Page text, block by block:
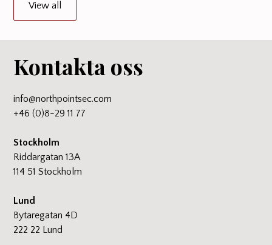
View all
Kontakta oss
info@northpointsec.com
+46 (0)8-29 11 77
Stockholm
Riddargatan 13A
114 51 Stockholm
Lund
Bytaregatan 4D
222 22 Lund